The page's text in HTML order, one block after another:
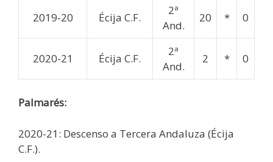
2019-20 Écija C.F.
2ª
And.
20 * 0
2020-21 Écija C.F.
2ª
And.
2 * 0
Palmarés:
2020-21: Descenso a Tercera Andaluza (Écija
C.F.).